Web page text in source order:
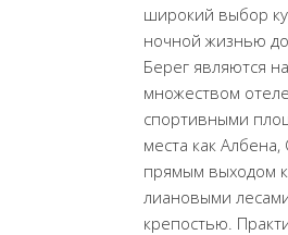
широкий выбор
ночной жизнью
Берег являются
множеством
спортивными
места как
прямым выходом
лиановыми
крепостью.